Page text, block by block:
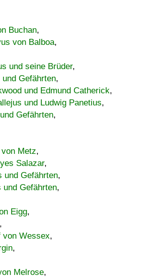
Buchan,
von Balboa,
und seine Brüder,
Gefährten,
und Edmund Catherick,
und Ludwig Panetius,
Gefährten,
Metz,
Salazar,
und Gefährten,
und Gefährten,
Eigg,
,
Wessex,
,
Melrose,